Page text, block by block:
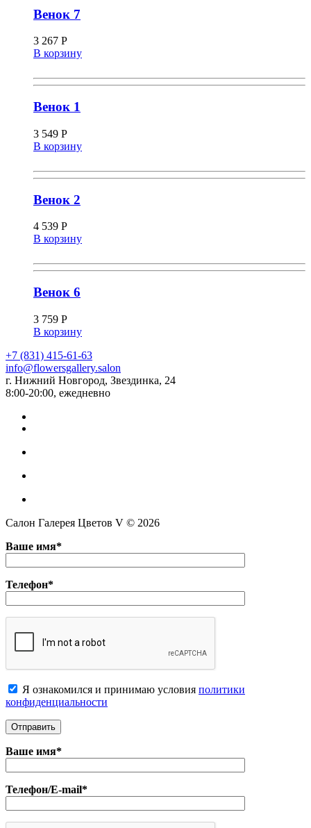
Венок 7
3 267 Р
В корзину
Венок 1
3 549 Р
В корзину
Венок 2
4 539 Р
В корзину
Венок 6
3 759 Р
В корзину
+7 (831) 415-61-63
info@flowersgallery.salon
г. Нижний Новгород, Звездинка, 24
8:00-20:00, ежедневно
Салон Галерея Цветов V © 2026
Ваше имя*
Телефон*
Я ознакомился и принимаю условия политики
конфиденциальноcти
Ваше имя*
Телефон/E-mail*